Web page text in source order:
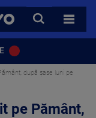
CAUTA
TOATE
după șase luni pe
pe Pământ,